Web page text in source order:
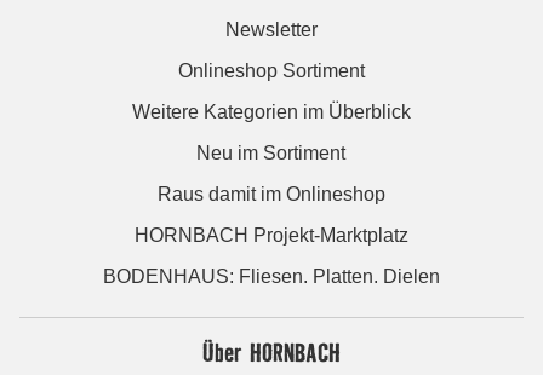
Newsletter
Onlineshop Sortiment
Weitere Kategorien im Überblick
Neu im Sortiment
Raus damit im Onlineshop
HORNBACH Projekt-Marktplatz
BODENHAUS: Fliesen. Platten. Dielen
Über HORNBACH